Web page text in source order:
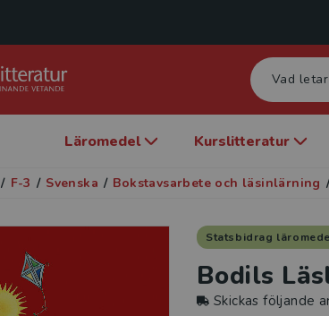
Läromedel Kurslitteratur
/ F-3 / Svenska / Bokstavsarbete och läsinlärning
Statsbidrag
Bodils
Skickas följande